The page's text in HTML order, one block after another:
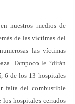
nuestros medios de
de las víctimas del
las víctimas
Tampoco le ?dirán
6 de los 13 hospitales
falta del combustible
hospitales cerrados